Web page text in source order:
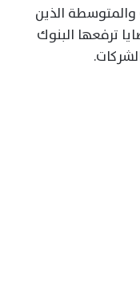
الذين
ترفعها البنوك